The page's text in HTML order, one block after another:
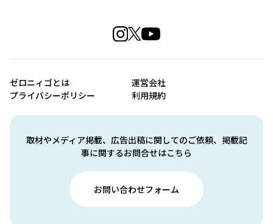
取材やメディア掲載、広告出稿に関してのご依頼、掲載記
事に関するお問合せはこちら
お問い合わせフォーム
ゼロニィゴとは
運営会社
プライバシーポリシー
利用規約